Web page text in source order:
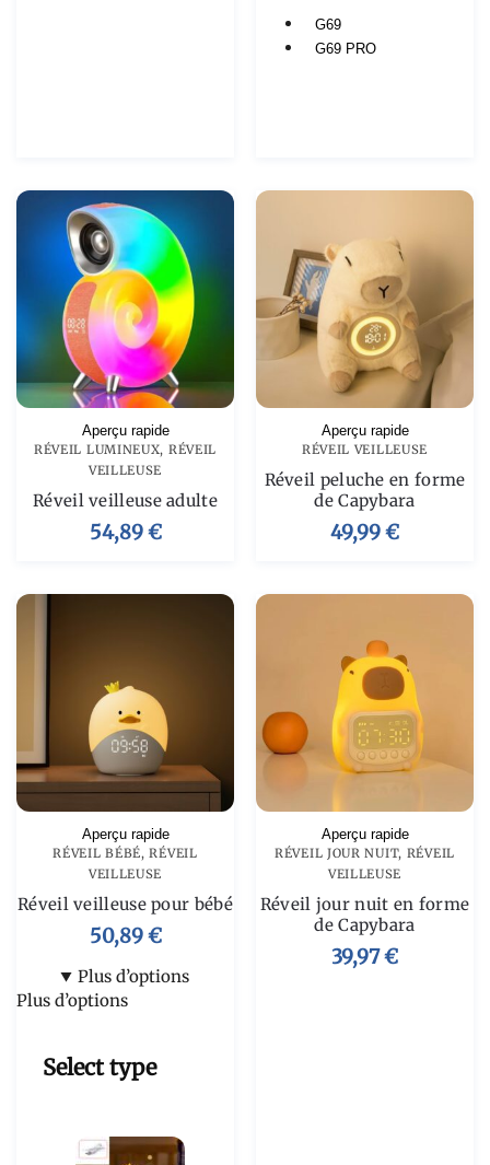
G69
G69 PRO
Aperçu rapide
RÉVEIL LUMINEUX, RÉVEIL
VEILLEUSE
Réveil veilleuse adulte
54,89€
Aperçu rapide
RÉVEIL VEILLEUSE
Réveil peluche en forme
de Capybara
49,99€
Aperçu rapide
RÉVEIL BÉBÉ,RÉVEIL
VEILLEUSE
Réveil veilleuse pour bébé
50,89€
Plus d’options
Plus d’options
Select type
Aperçu rapide
RÉVEIL JOUR NUIT, RÉVEIL
VEILLEUSE
Réveil jour nuit en forme
de Capybara
39,97€